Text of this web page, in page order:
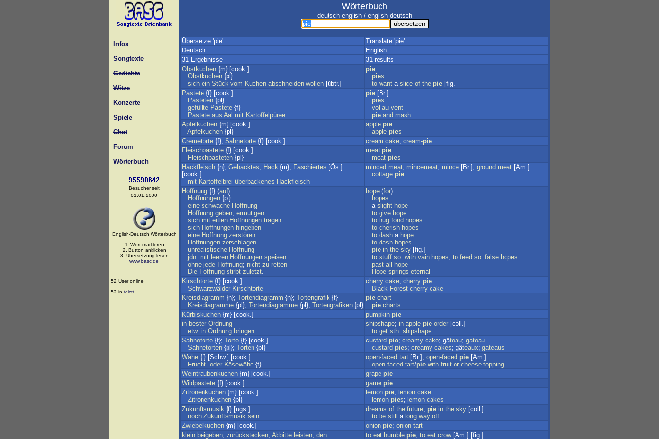
Infos
Songtexte
Gedichte
Witze
Konzerte
Spiele
Chat
Forum
Wörterbuch
Besucher seit
01.01.2000
English-Deutsch Wörterbuch
1. Wort markieren
2. Button anklicken
3. Übersetzung lesen
www.basc.de
52 User online
52 in /dict/
Wörterbuch
deutsch-english / english-deutsch
Übersetze 'pie'
Translate 'pie'
Deutsch
English
31 Ergebnisse
31 results
Obstkuchen {m} [cook.]
Obstkuchen {pl}
sich ein Stück vom Kuchen abschneiden wollen [übtr.]
pie
pies
to want a slice of the pie [fig.]
Pastete {f} [cook.]
Pasteten {pl}
gefüllte Pastete {f}
Pastete aus Aal mit Kartoffelpüree
pie [Br.]
pies
vol-au-vent
pie and mash
Apfelkuchen {m} [cook.]
Apfelkuchen {pl}
apple pie
apple pies
Cremetorte {f}; Sahnetorte {f} [cook.] cream cake; cream-pie
Fleischpastete {f} [cook.]
Fleischpasteten {pl}
meat pie
meat pies
Hackfleisch {n}; Gehacktes; Hack {m}; Faschiertes [Ös.]
[cook.]
mit Kartoffelbrei überbackenes Hackfleisch
minced meat; mincemeat; mince [Br.]; ground meat [Am.]
cottage pie
Hoffnung {f} (auf)
Hoffnungen {pl}
eine schwache Hoffnung
Hoffnung geben; ermutigen
sich mit eitlen Hoffnungen tragen
sich Hoffnungen hingeben
eine Hoffnung zerstören
Hoffnungen zerschlagen
unrealistische Hoffnung
jdn. mit leeren Hoffnungen speisen
ohne jede Hoffnung; nicht zu retten
Die Hoffnung stirbt zuletzt.
hope (for)
hopes
a slight hope
to give hope
to hug fond hopes
to cherish hopes
to dash a hope
to dash hopes
pie in the sky [fig.]
to stuff so. with vain hopes; to feed so. false hopes
past all
hope
Hope springs eternal .
Kirschtorte {f} [cook.]
Schwarzwälder Kirschtorte
cherry cake; cherry pie
Black-Forest cherry cake
Kreisdiagramm {n}; Tortendiagramm {n}; Tortengrafik {f}
Kreisdiagramme {pl}; Tortendiagramme {pl}; Tortengrafiken {pl}
pie chart
pie charts
Kürbiskuchen {m} [cook.] pumpkin pie
in bester Ordnung
etw. in Ordnung bringen
shipshape; in apple-pie order [coll.]
to get sth. shipshape
Sahnetorte {f}; Torte {f} [cook.]
Sahnetorten {pl}; Torten {pl}
custard pie; creamy cake; gâteau; gateau
custard pies; creamy cakes; gâteaux; gateaus
Wähe {f} [Schw.] [cook.]
Frucht- oder Käsewähe {f}
open-faced tart [Br.]; open-faced pie [Am.]
open-faced tart/pie with fruit or cheese topping
Weintraubenkuchen {m} [cook.] grape pie
Wildpastete {f} [cook.] game pie
Zitronenkuchen {m} [cook.]
Zitronenkuchen {pl}
lemon pie; lemon cake
lemon pies; lemon cakes
Zukunftsmusik {f} [ugs.]
noch Zukunftsmusik sein
dreams of the future; pie in the sky [coll.]
to be still a long way off
Zwiebelkuchen {m} [cook.] onion pie; onion tart
klein beigeben; zurückstecken; Abbitte leisten; den
to eat humble pie; to eat crow[Am.] [fig.]